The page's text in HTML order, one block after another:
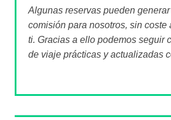
Algunas reservas pueden
comisión para nosotros, sin coste
ti. Gracias a ello podemos seguir
de viaje prácticas y actualizadas